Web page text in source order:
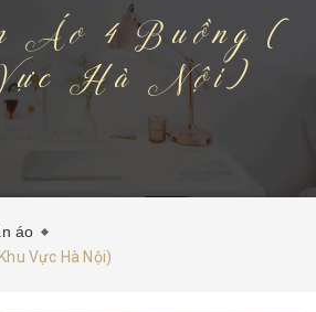
CHÚNG TÔI
Áo 4 Buồng (
Hà Nội)
áo
Vực Hà Nội)